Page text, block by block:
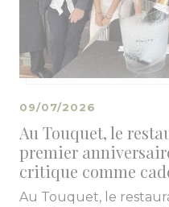
Au Touquet, le
premier
critique comme
09/07/2026
Au Touquet, le